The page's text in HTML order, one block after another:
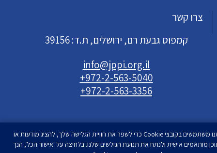
צרו קשר
קמפוס גבעת רם, ירושלים, ת.ד: 39156
info@jppi.org.il
+972-2-563-5040
+972-2-563-3356
אנו משתמשים בקובצי Cookie כדי לשפר את חוויית הגלישה שלך, להציג מודעות או
מותאמים אישית ולנתח את תנועת הגולשים שלנו. בלחיצה על 'אישור הכל', הנך